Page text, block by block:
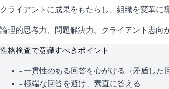
クライアントに成果をもたらし、組織を変革に
論理的思考力、問題解決力、クライアント志向
性格検査で意識すべきポイント
- 一貫性のある回答を心がける（矛盾した
- 極端な回答を避け、素直に答える